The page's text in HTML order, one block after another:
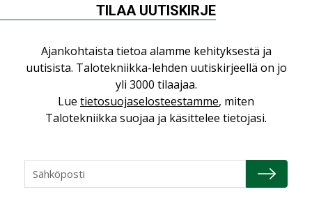
Puheista tekoihin – uusin teknologia
käyttöön kiinteistöissä
Sähköistäminen säästää euroja
Yli miljoona kotia on vailla toimivaa
Miten varmistetaan EPD-dokumenteista
saatavien tietojen vertailukelpoisuus?
TILAA UUTISKIRJE
Ajankohtaista tietoa alamme kehityksestä ja
uutisista. Talotekniikka-lehden uutiskirjeellä on jo
yli 3000 tilaajaa.
Lue tietosuojaselosteestamme, miten
Talotekniikka suojaa ja käsittelee tietojasi.